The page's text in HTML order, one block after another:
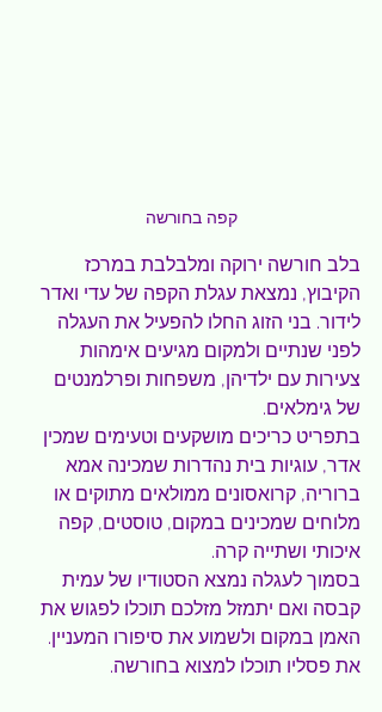
קפה בחורשה
בלב חורשה ירוקה ומלבלבת במרכז
הקיבוץ, נמצאת עגלת הקפה של עדי ואדר
לידור. בני הזוג החלו להפעיל את העגלה
לפני שנתיים ולמקום מגיעים אימהות
צעירות עם ילדיהן, משפחות ופרלמנטים
של גימלאים.
בתפריט כריכים מושקעים וטעימים שמכין
אדר, עוגיות בית נהדרות שמכינה אמא
ברוריה, קרואסונים ממולאים מתוקים או
מלוחים שמכינים במקום, טוסטים, קפה
איכותי ושתייה קרה.
בסמוך לעגלה נמצא הסטודיו של עמית
קבסה ואם יתמזל מזלכם תוכלו לפגוש את
האמן במקום ולשמוע את סיפורו המעניין.
את פסליו תוכלו למצוא בחורשה.